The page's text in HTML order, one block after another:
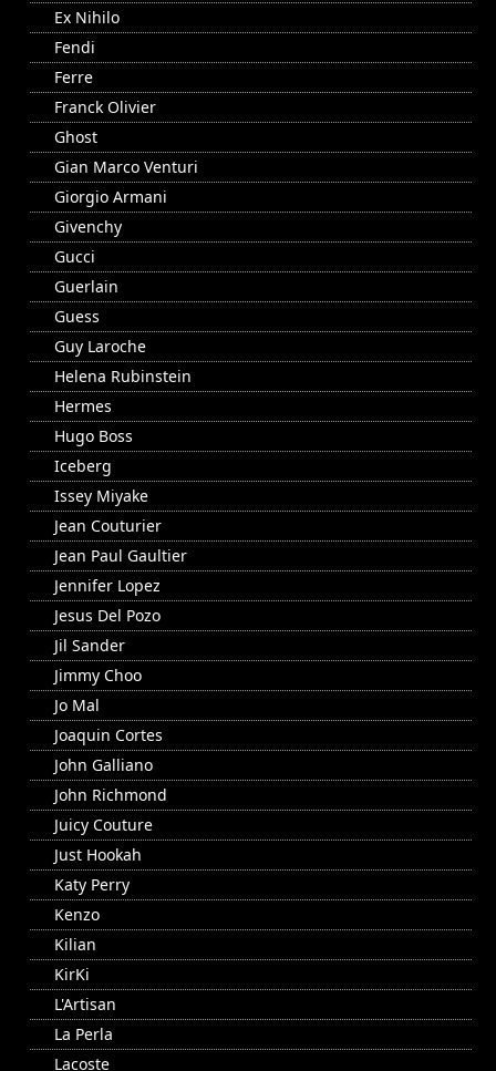
Ex Nihilo
Fendi
Ferre
Franck Olivier
Ghost
Gian Marco Venturi
Giorgio Armani
Givenchy
Gucci
Guerlain
Guess
Guy Laroche
Helena Rubinstein
Hermes
Hugo Boss
Iceberg
Issey Miyake
Jean Couturier
Jean Paul Gaultier
Jennifer Lopez
Jesus Del Pozo
Jil Sander
Jimmy Choo
Jo Mal
Joaquin Cortes
John Galliano
John Richmond
Juicy Couture
Just Hookah
Katy Perry
Kenzo
Kilian
KirKi
L'Artisan
La Perla
Lacoste